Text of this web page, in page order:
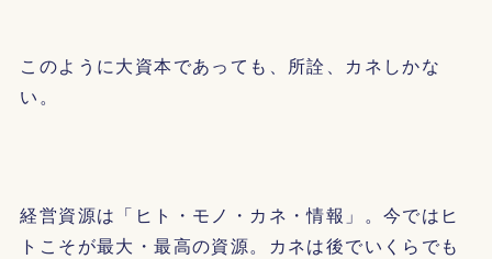
このように大資本であっても、所詮、カネしかな
い。
経営資源は「ヒト・モノ・カネ・情報」。今ではヒ
トこそが最大・最高の資源。カネは後でいくらでも